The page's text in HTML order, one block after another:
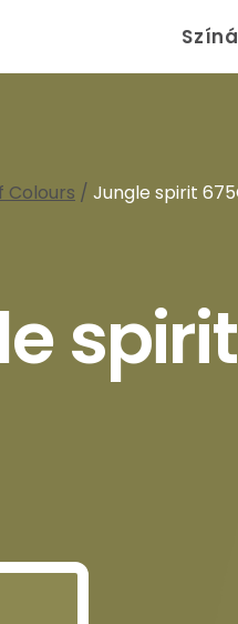
Colours / Jungle spirit
spirit